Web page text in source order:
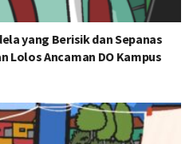
yang Berisik dan Sepanas
Lolos Ancaman DO Kampus